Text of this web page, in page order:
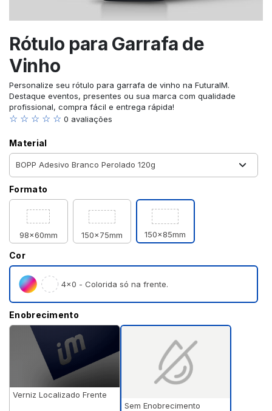
Rótulo para Garrafa de
Vinho
Personalize seu rótulo para garrafa de vinho na FuturaIM.
Destaque eventos, presentes ou sua marca com qualidade
profissional, compra fácil e entrega rápida!
☆ ☆ ☆ ☆ ☆ 0 avaliações
Material
Formato
98x60mm 150x75mm 150x85mm
Cor
4×0 - Colorida só na frente.
Enobrecimento
Verniz Localizado Frente
Sem Enobrecimento